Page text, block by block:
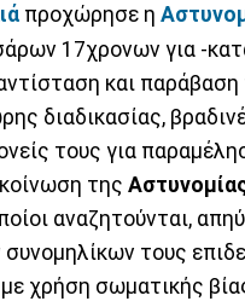
προχώρησε η
17χρονων για -
και
διαδικασίας,
τους για
της
αναζητούνται,
συνομηλίκων τους
χρήση σωματικής